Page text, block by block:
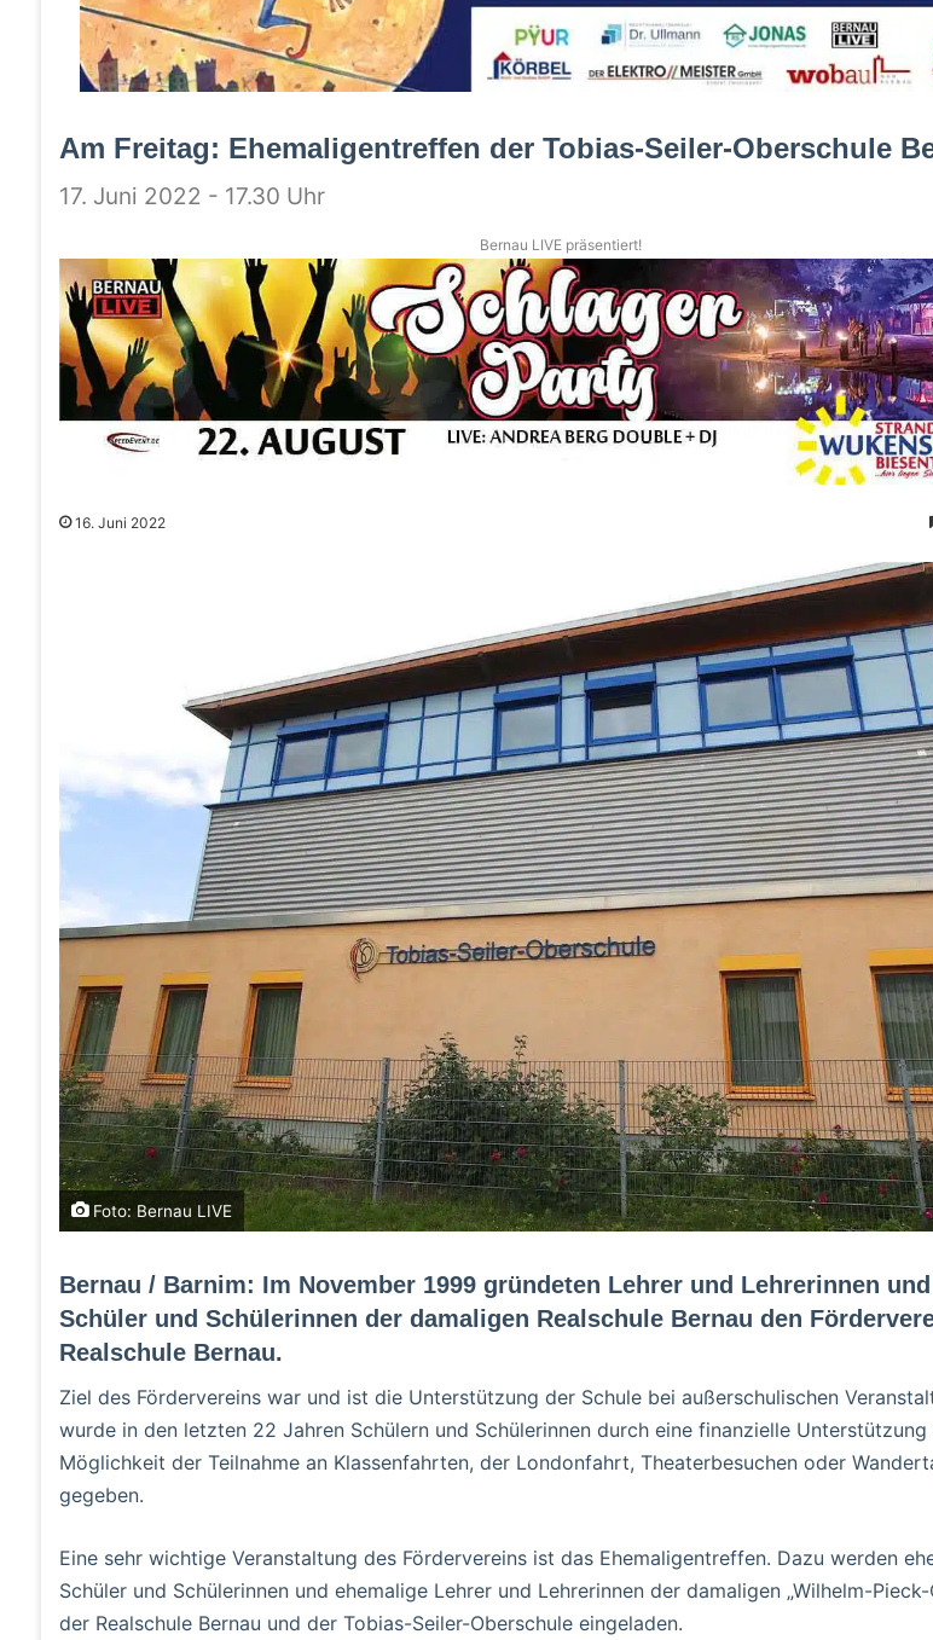
Am Freitag: Ehemaligentreffen der Tobias-Seiler-Oberschule
17. Juni 2022 - 17.30 Uhr
Bernau LIVE präsentiert!
16. Juni 2022
Foto: Bernau LIVE
Bernau / Barnim: Im November 1999 gründeten Lehrer und Lehrerinnen
Schüler und Schülerinnen der damaligen Realschule Bernau den
Realschule Bernau.
Ziel des Fördervereins war und ist die Unterstützung der Schule bei außerschulischen
wurde in den letzten 22 Jahren Schülern und Schülerinnen durch eine finanzielle Unterstützung
Möglichkeit der Teilnahme an Klassenfahrten, der Londonfahrt, Theaterbesuchen oder
gegeben.
Eine sehr wichtige Veranstaltung des Fördervereins ist das Ehemaligentreffen. Dazu werden
Schüler und Schülerinnen und ehemalige Lehrer und Lehrerinnen der damaligen „Wilhelm-Pieck-
der Realschule Bernau und der Tobias-Seiler-Oberschule eingeladen.